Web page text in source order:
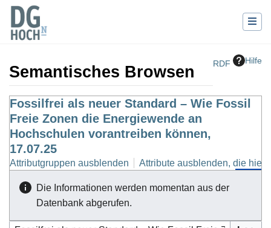
RDF Hilfe
Semantisches Browsen
Wechseln zu: Navigation,Suche
Fossilfrei als neuer Standard – Wie Fossil
Freie Zonen die Energiewende an
Hochschulen vorantreiben können,
17.07.25
Attributgruppen ausblenden Attribute ausblenden, die
Die Informationen werden momentan aus der
Datenbank abgerufen.